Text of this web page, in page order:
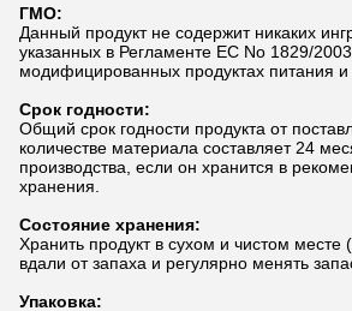
ГМО:
Данный продукт не содержит никаких
указанных в Регламенте ЕС No 1829/2003
модифицированных продуктах питания и
Срок годности:
Общий срок годности продукта от
количестве материала составляет 24
производства, если он хранится в
хранения.
Состояние хранения:
Хранить продукт в сухом и чистом месте
вдали от запаха и регулярно менять
Упаковка: